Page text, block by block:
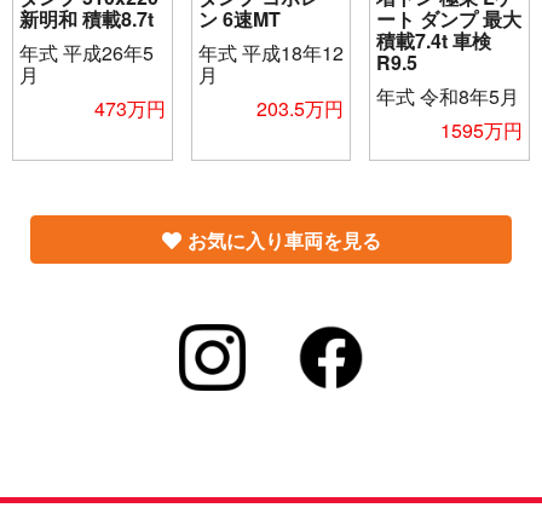
新明和 積載8.7t
年式平成26年5
月
473万円
ン 6速MT
年式平成18年12
月
203.5万円
ート ダンプ 最大
積載7.4t 車検
R9.5
年式令和8年5月
1595万円
お気に入り車両を見る